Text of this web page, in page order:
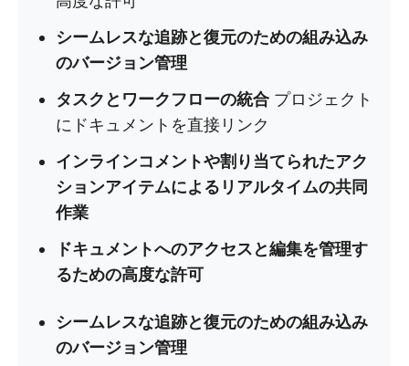
シームレスな追跡と復元のための組み込み
のバージョン管理
タスクとワークフローの統合 プロジェクト
にドキュメントを直接リンク
インラインコメントや割り当てられたアク
ションアイテムによるリアルタイムの共同
作業
ドキュメントへのアクセスと編集を管理す
るための高度な許可
シームレスな追跡と復元のための組み込み
のバージョン管理